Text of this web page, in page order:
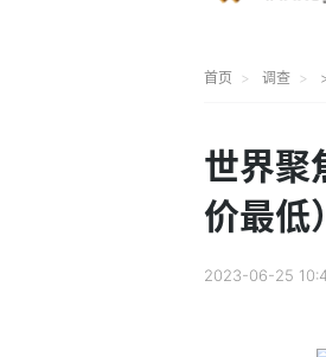
首页 调查
世界聚
价最低）
2023-06-25